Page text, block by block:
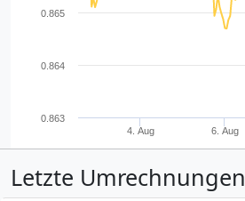
4. Aug 6. Aug
0.863
0.864
0.865
Letzte Umrechnungen